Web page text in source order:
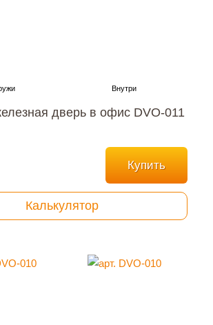
дверь в офис DVO-011
Купить
Калькулятор